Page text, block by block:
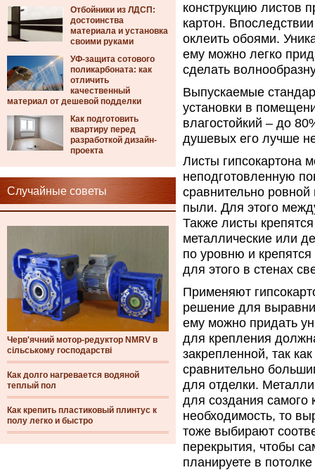
Отбойники из ЛДСП:
достоинства
материала и установка
своими руками
УФ-защита сотового
поликарбоната: как
отличить
качественный
материал от дешевой подделки
Как подготовить
квартиру перед
разработкой дизайн-
проекта
Случайные советы
Черв'ячний мотор-редуктор NMRV в
сільському господарстві
Как долго нагревается водяной
теплый пол
Как крепить пластиковый плинтус к
полу легко и быстро
конструкцию листов
картон.
оклеить обоями.
ему можно легко
сделать
Выпускаемые
установки в
влагостойкий – до
душевых его лучше
Листы гипсокартона
неподготовленную
сравнительно
пыли. Для этого
Также листы
металлические или
по уровню и
для этого в стенах
Применяют
решение для
ему можно придать
для крепления
закрепленной, так
сравнительно
для отделки.
для создания самого
необходимость, то
тоже выбирают
перекрытия, чтобы
планируете в